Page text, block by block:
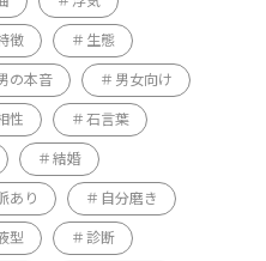
徴 生態
の本音 男女向け
性 石言葉
結婚
あり 自分磨き
型 診断